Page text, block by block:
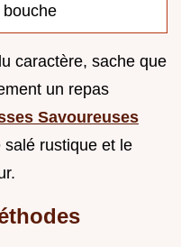
bouche
caractère, sache que
un repas
Savoureuses
rustique et le